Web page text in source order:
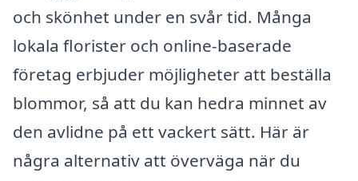
och skönhet under en svår tid. Många
lokala florister och online-baserade
företag erbjuder möjligheter att beställa
blommor, så att du kan hedra minnet av
den avlidne på ett vackert sätt. Här är
några alternativ att överväga när du